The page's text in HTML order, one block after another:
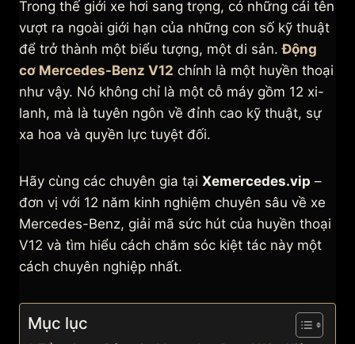
Trong thế giới xe hơi sang trọng, có những cái tên
vượt ra ngoài giới hạn của những con số kỹ thuật
để trở thành một biểu tượng, một di sản.Động
cơ Mercedes-Benz V12 chính là một huyền thoại
như vậy. Nó không chỉ là một cỗ máy gồm 12 xi-
lanh, mà là tuyên ngôn về đỉnh cao kỹ thuật, sự
xa hoa và quyền lực tuyệt đối.
Hãy cùng các chuyên gia tại Xemercedes.vip –
đơn vị với 12 năm kinh nghiệm chuyên sâu về xe
Mercedes-Benz, giải mã sức hút của huyền thoại
V12 và tìm hiểu cách chăm sóc kiệt tác này một
cách chuyên nghiệp nhất.
Mục lục